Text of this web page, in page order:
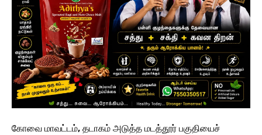
கோவை மாவட்டம், தடாகம் அடுத்த மடத்தூர் பகுதியைச்